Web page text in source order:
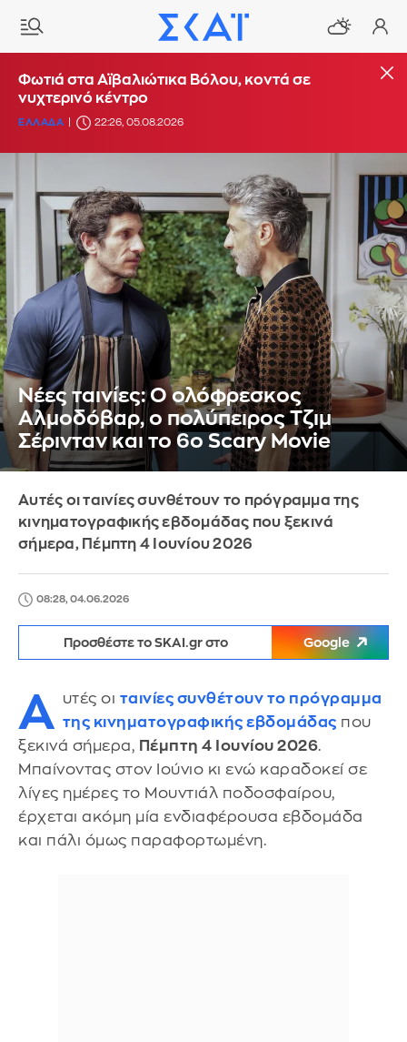
Φωτιά στα Αϊβαλιώτικα Βόλου, κοντά σε
νυχτερινό κέντρο
ΕΛΛΑΔΑ 22:26, 05.08.2026
Νέες ταινίες: Ο ολόφρεσκος
Αλμοδόβαρ, ο πολύπειρος Τζιμ
Σέρινταν και το 6ο Scary Movie
Αυτές οι ταινίες συνθέτουν το πρόγραμμα της
κινηματογραφικής εβδομάδας που ξεκινά
σήμερα, Πέμπτη 4 Ιουνίου 2026
08:28, 04.06.2026
Προσθέστε το SKAI.gr στο Google
Α υτές οι ταινίες συνθέτουν το πρόγραμμα
της κινηματογραφικής εβδομάδας που
ξεκινά σήμερα, Πέμπτη 4 Ιουνίου 2026.
Μπαίνοντας στον Ιούνιο κι ενώ καραδοκεί σε
λίγες ημέρες το Μουντιάλ ποδοσφαίρου,
έρχεται ακόμη μία ενδιαφέρουσα εβδομάδα
και πάλι όμως παραφορτωμένη.